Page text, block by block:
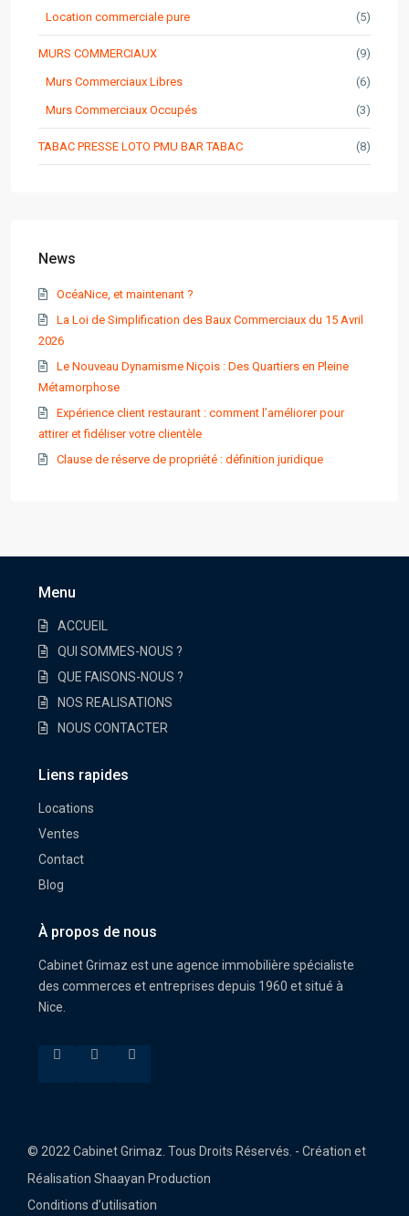
Location commerciale pure (5)
MURS COMMERCIAUX (9)
Murs Commerciaux Libres (6)
Murs Commerciaux Occupés (3)
TABAC PRESSE LOTO PMU BAR TABAC (8)
News
OcéaNice, et maintenant ?
La Loi de Simplification des Baux Commerciaux du 15 Avril
2026
Le Nouveau Dynamisme Niçois : Des Quartiers en Pleine
Métamorphose
Expérience client restaurant : comment l’améliorer pour
attirer et fidéliser votre clientèle
Clause de réserve de propriété : définition juridique
Menu
ACCUEIL
QUI SOMMES-NOUS ?
QUE FAISONS-NOUS ?
NOS REALISATIONS
NOUS CONTACTER
Liens rapides
Locations
Ventes
Contact
Blog
À propos de nous
Cabinet Grimaz est une agence immobilière spécialiste
des commerces et entreprises depuis 1960 et situé à
Nice.
© 2022 Cabinet Grimaz. Tous Droits Réservés. - Création et
Réalisation Shaayan Production
Conditions d’utilisation